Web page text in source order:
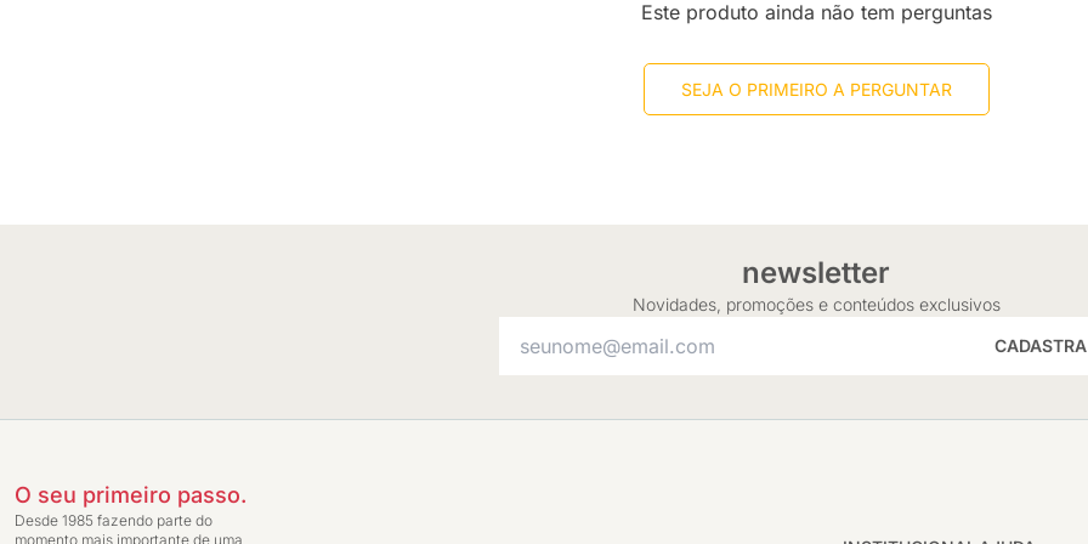
Este produto ainda não tem perguntas
SEJA O PRIMEIRO A PERGUNTAR
newsletter
Novidades, promoções e conteúdos exclusivos
O seu primeiro passo.
Desde 1985 fazendo parte do
momento mais importante de uma